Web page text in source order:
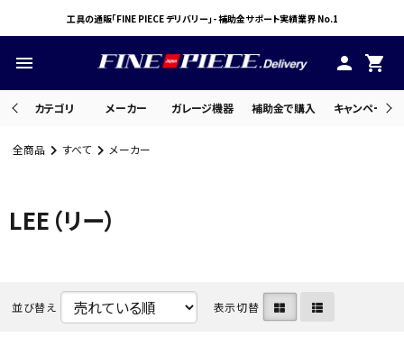
工具の通販「FINE PIECE デリバリー」- 補助金サポート実績業界 No.1
menu person shopping_cart
カテゴリ メーカー ガレージ機器 補助金で購入 キャンペーン
meeting_room ログイン person 会員登録
全商品 すべて メーカー
LEE（リー）
並び替え 表示切替